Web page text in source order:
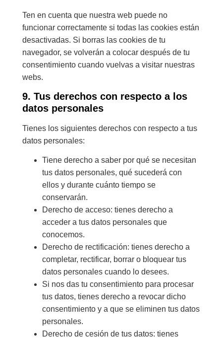
Ten en cuenta que nuestra web puede no
funcionar correctamente si todas las cookies están
desactivadas. Si borras las cookies de tu
navegador, se volverán a colocar después de tu
consentimiento cuando vuelvas a visitar nuestras
webs.
9. Tus derechos con respecto a los
datos personales
Tienes los siguientes derechos con respecto a tus
datos personales:
Tiene derecho a saber por qué se necesitan
tus datos personales, qué sucederá con
ellos y durante cuánto tiempo se
conservarán.
Derecho de acceso: tienes derecho a
acceder a tus datos personales que
conocemos.
Derecho de rectificación: tienes derecho a
completar, rectificar, borrar o bloquear tus
datos personales cuando lo desees.
Si nos das tu consentimiento para procesar
tus datos, tienes derecho a revocar dicho
consentimiento y a que se eliminen tus datos
personales.
Derecho de cesión de tus datos: tienes